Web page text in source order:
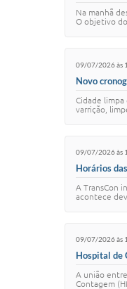
Na manhã
O objetivo
09/07/2026 às
Novo
Cidade limpa
varrição,
09/07/2026 às
Horários
A TransCon
acontece
09/07/2026 às
Hospital de
A união
Contagem